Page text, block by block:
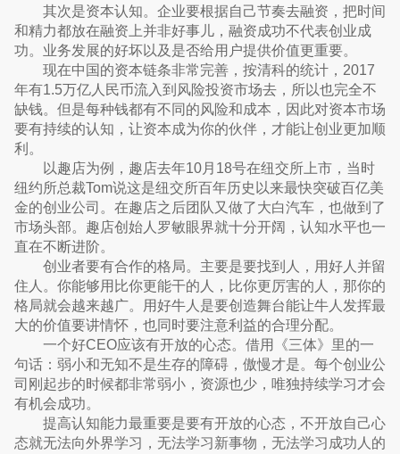
其次是资本认知。企业要根据自己节奏去融资，把时间
和精力都放在融资上并非好事儿，融资成功不代表创业成
功。业务发展的好坏以及是否给用户提供价值更重要。
现在中国的资本链条非常完善，按清科的统计，2017
年有1.5万亿人民币流入到风险投资市场去，所以也完全不
缺钱。但是每种钱都有不同的风险和成本，因此对资本市场
要有持续的认知，让资本成为你的伙伴，才能让创业更加顺
利。
以趣店为例，趣店去年10月18号在纽交所上市，当时
纽约所总裁Tom说这是纽交所百年历史以来最快突破百亿美
金的创业公司。在趣店之后团队又做了大白汽车，也做到了
市场头部。趣店创始人罗敏眼界就十分开阔，认知水平也一
直在不断进阶。
创业者要有合作的格局。主要是要找到人，用好人并留
住人。你能够用比你更能干的人，比你更厉害的人，那你的
格局就会越来越广。用好牛人是要创造舞台能让牛人发挥最
大的价值要讲情怀，也同时要注意利益的合理分配。
一个好CEO应该有开放的心态。借用《三体》里的一
句话：弱小和无知不是生存的障碍，傲慢才是。每个创业公
司刚起步的时候都非常弱小，资源也少，唯独持续学习才会
有机会成功。
提高认知能力最重要是要有开放的心态，不开放自己心
态就无法向外界学习，无法学习新事物，无法学习成功人的